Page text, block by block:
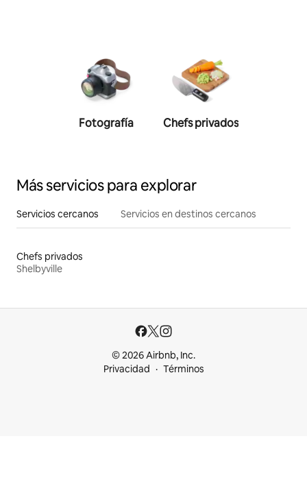
Fotografía Chefs privados
Más servicios para explorar
Servicios cercanos Servicios en destinos cercanos
Chefs privados
Shelbyville
© 2026 Airbnb, Inc.
Privacidad
Términos